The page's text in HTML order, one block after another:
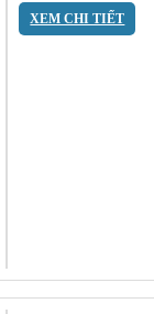
XEM CHI TIẾT